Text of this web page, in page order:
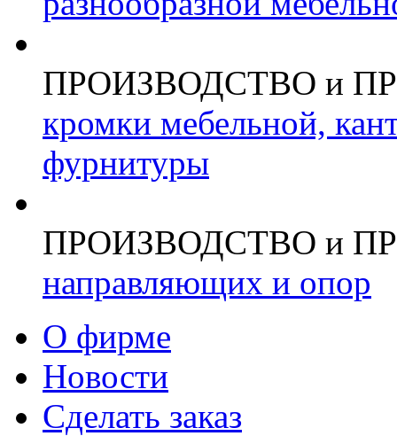
ПРОИЗВОДСТВО и
кромки мебельной,
фурнитуры
ПРОИЗВОДСТВО и
направляющих и опор
О фирме
Новости
Сделать заказ